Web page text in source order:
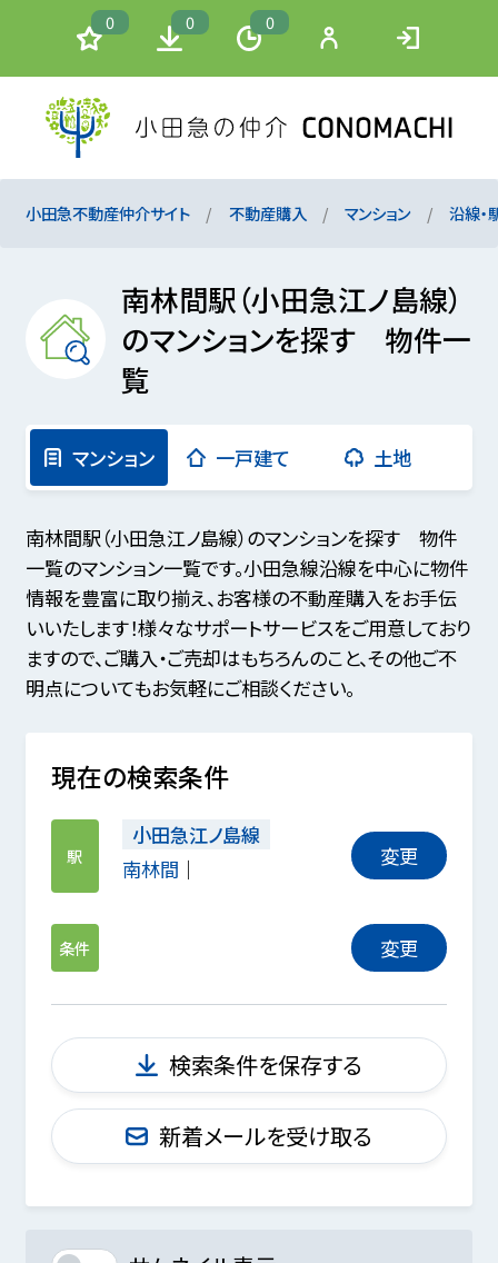
0 0 0
小田急不動産仲介サイト 不動産購入 マンション 沿線・
南林間駅（小田急江ノ島線）
のマンションを探す 物件一
覧
マンション 一戸建て 土地
南林間駅（小田急江ノ島線）のマンションを探す 物件
一覧のマンション一覧です。小田急線沿線を中心に物件
情報を豊富に取り揃え、お客様の不動産購入をお手伝
いいたします！様々なサポートサービスをご用意しており
ますので、ご購入・ご売却はもちろんのこと、その他ご不
明点についてもお気軽にご相談ください。
現在の検索条件
駅
小田急江ノ島線
南林間
変更
条件 変更
検索条件を保存する
新着メールを受け取る